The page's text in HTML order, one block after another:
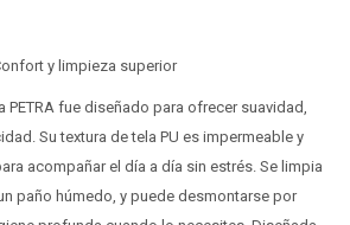
y limpieza superior
PETRA fue diseñado para ofrecer suavidad,
Su textura de tela PU es impermeable y
acompañar el día a día sin estrés. Se limpia
paño húmedo, y puede desmontarse por